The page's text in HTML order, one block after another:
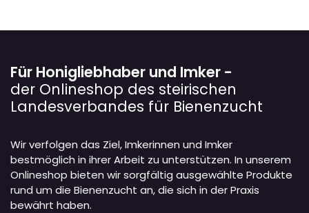
Für Honigliebhaber und Imker -
der Onlineshop des steirischen
Landesverbandes für Bienenzucht
Wir verfolgen das Ziel, Imkerinnen und Imker
bestmöglich in ihrer Arbeit zu unterstützen. In unserem
Onlineshop bieten wir sorgfältig ausgewählte Produkte
rund um die Bienenzucht an, die sich in der Praxis
bewährt haben.